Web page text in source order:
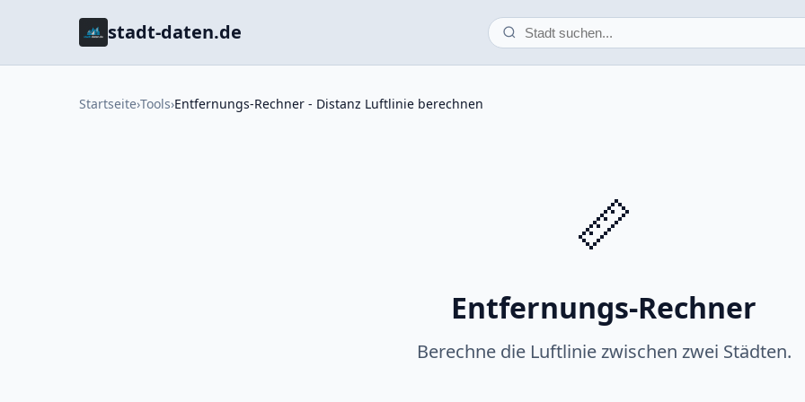
stadt-daten.de
Startseite›Tools›Entfernungs-Rechner - Distanz Luftlinie berechnen
📏
Entfernungs-Rechner
Berechne die Luftlinie zwischen zwei Städten.